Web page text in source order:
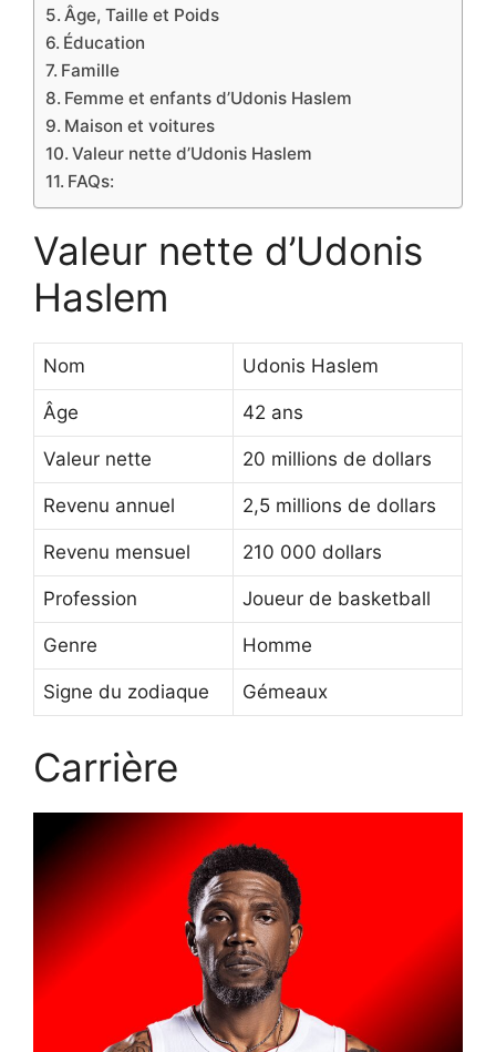
Âge, Taille et Poids
Éducation
Famille
Femme et enfants d’Udonis Haslem
Maison et voitures
Valeur nette d’Udonis Haslem
FAQs:
Valeur nette d’Udonis
Haslem
Nom Udonis Haslem
Âge 42 ans
Valeur nette 20 millions de dollars
Revenu annuel 2,5 millions de dollars
Revenu mensuel 210 000 dollars
Profession Joueur de basketball
Genre Homme
Signe du zodiaque Gémeaux
Carrière